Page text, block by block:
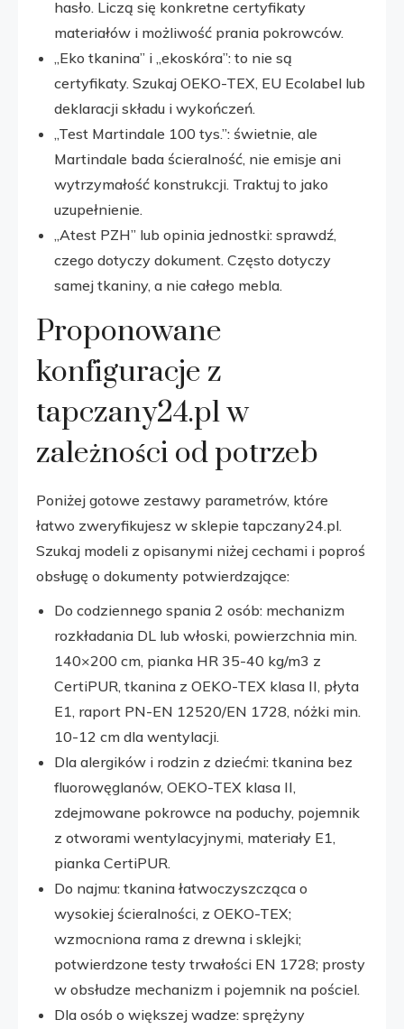
hasło. Liczą się konkretne certyfikaty
materiałów i możliwość prania pokrowców.
„Eko tkanina” i „ekoskóra”: to nie są
certyfikaty. Szukaj OEKO-TEX, EU Ecolabel lub
deklaracji składu i wykończeń.
„Test Martindale 100 tys.”: świetnie, ale
Martindale bada ścieralność, nie emisje ani
wytrzymałość konstrukcji. Traktuj to jako
uzupełnienie.
„Atest PZH” lub opinia jednostki: sprawdź,
czego dotyczy dokument. Często dotyczy
samej tkaniny, a nie całego mebla.
Proponowane
konfiguracje z
tapczany24.pl w
zależności od potrzeb
Poniżej gotowe zestawy parametrów, które
łatwo zweryfikujesz w sklepie tapczany24.pl.
Szukaj modeli z opisanymi niżej cechami i poproś
obsługę o dokumenty potwierdzające:
Do codziennego spania 2 osób: mechanizm
rozkładania DL lub włoski, powierzchnia min.
140×200 cm, pianka HR 35-40 kg/m3 z
CertiPUR, tkanina z OEKO-TEX klasa II, płyta
E1, raport PN-EN 12520/EN 1728, nóżki min.
10-12 cm dla wentylacji.
Dla alergików i rodzin z dziećmi: tkanina bez
fluorowęglanów, OEKO-TEX klasa II,
zdejmowane pokrowce na poduchy, pojemnik
z otworami wentylacyjnymi, materiały E1,
pianka CertiPUR.
Do najmu: tkanina łatwoczyszcząca o
wysokiej ścieralności, z OEKO-TEX;
wzmocniona rama z drewna i sklejki;
potwierdzone testy trwałości EN 1728; prosty
w obsłudze mechanizm i pojemnik na pościel.
Dla osób o większej wadze: sprężyny